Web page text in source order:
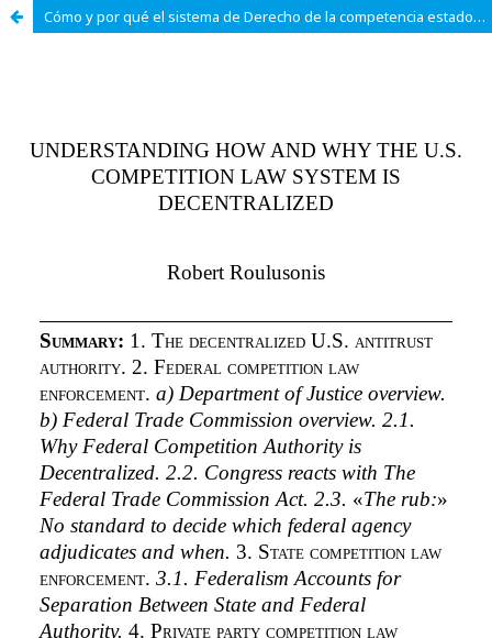
Cómo y por qué el sistema de Derecho de la competencia estadounidense está descentralizado